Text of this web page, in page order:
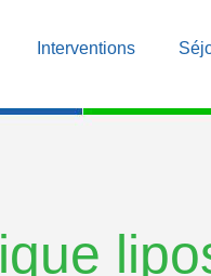
Interventions